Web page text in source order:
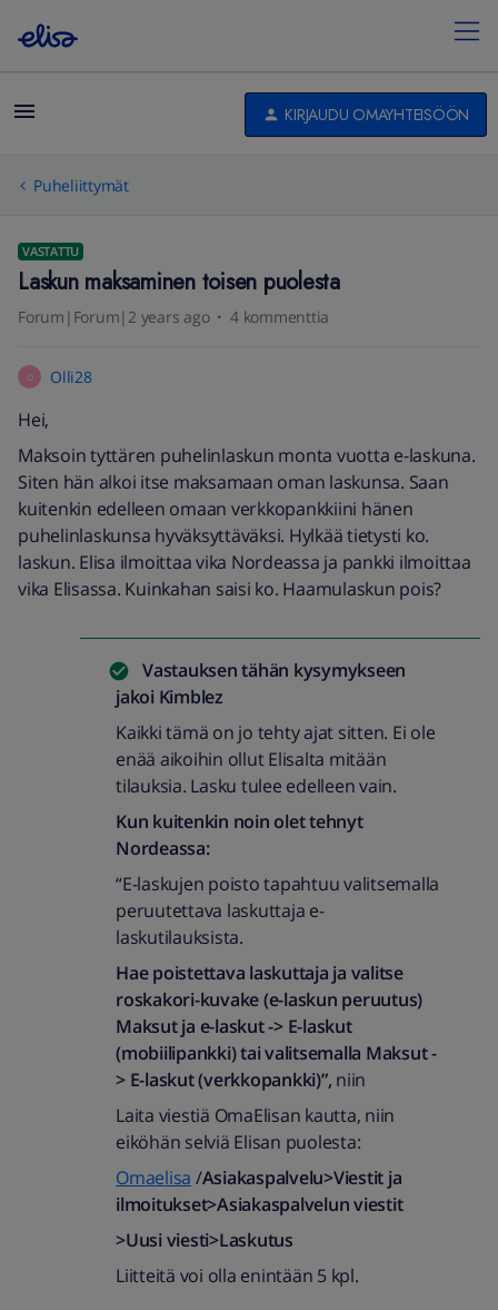
KIRJAUDU OMAYHTEISÖÖN
Puheliittymät
VASTATTU
Laskun maksaminen toisen puolesta
Forum|Forum|2 years ago 4 kommenttia
O Olli28
Hei,
Maksoin tyttären puhelinlaskun monta vuotta e-laskuna.
Siten hän alkoi itse maksamaan oman laskunsa. Saan
kuitenkin edelleen omaan verkkopankkiini hänen
puhelinlaskunsa hyväksyttäväksi. Hylkää tietysti ko.
laskun. Elisa ilmoittaa vika Nordeassa ja pankki ilmoittaa
vika Elisassa. Kuinkahan saisi ko. Haamulaskun pois?
Vastauksen tähän kysymykseen
jakoi Kimblez
Kaikki tämä on jo tehty ajat sitten. Ei ole
enää aikoihin ollut Elisalta mitään
tilauksia. Lasku tulee edelleen vain.
Kun kuitenkin noin olet tehnyt
Nordeassa:
“E-laskujen poisto tapahtuu valitsemalla
peruutettava laskuttaja e-
laskutilauksista.
Hae poistettava laskuttaja ja valitse
roskakori-kuvake (e-laskun peruutus)
Maksut ja e-laskut -> E-laskut
(mobiilipankki) tai valitsemalla Maksut -
> E-laskut (verkkopankki)”, niin
Laita viestiä OmaElisan kautta, niin
eiköhän selviä Elisan puolesta:
Omaelisa /Asiakaspalvelu>Viestit ja
ilmoitukset>Asiakaspalvelun viestit
>Uusi viesti>Laskutus
Liitteitä voi olla enintään 5 kpl.